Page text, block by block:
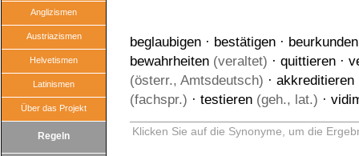
Anglizismen
Austriazismen
Helvetismen
Latinismen
Über das Projekt
Regeln
beglaubigen · bestätigen · beurkunden
bewahrheiten (veraltet) · quittieren ·
(österr., Amtsdeutsch) · akkreditieren
(fachspr.) · testieren (geh., lat.) ·
Klicken Sie auf die Synonyme, um die